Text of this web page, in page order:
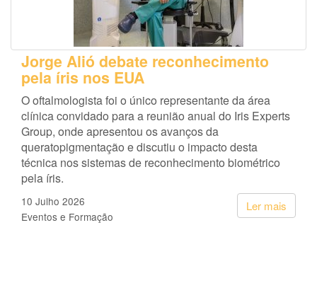
Jorge Alió debate reconhecimento
pela íris nos EUA
O oftalmologista foi o único representante da área
clínica convidado para a reunião anual do Iris Experts
Group, onde apresentou os avanços da
queratopigmentação e discutiu o impacto desta
técnica nos sistemas de reconhecimento biométrico
pela íris.
Ler mais
10 Julho 2026
Eventos e Formação